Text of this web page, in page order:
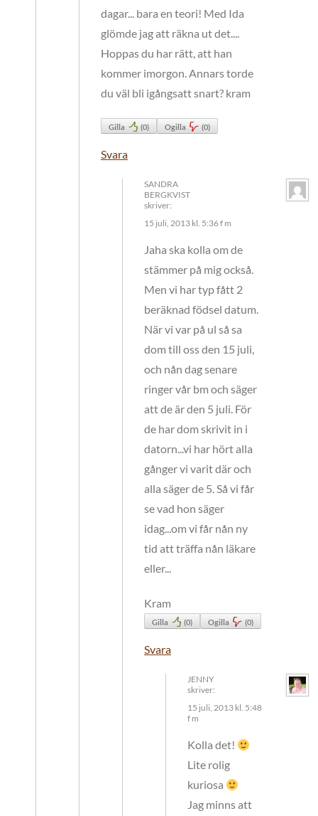
dagar... bara en teori! Med Ida
glömde jag att räkna ut det....
Hoppas du har rätt, att han
kommer imorgon. Annars torde
du väl bli igångsatt snart? kram
Gilla (0) Ogilla (0)
Svara
SANDRA
BERGKVIST
skriver:
15 juli, 2013 kl. 5:36 f m
Jaha ska kolla om de
stämmer på mig också.
Men vi har typ fått 2
beräknad födsel datum.
När vi var på ul så sa
dom till oss den 15 juli,
och nån dag senare
ringer vår bm och säger
att de är den 5 juli. För
de har dom skrivit in i
datorn...vi har hört alla
gånger vi varit där och
alla säger de 5. Så vi får
se vad hon säger
idag...om vi får nån ny
tid att träffa nån läkare
eller...
Kram
Gilla (0) Ogilla (0)
Svara
JENNY
skriver:
15 juli, 2013 kl. 5:48
f m
Kolla det!
Lite rolig
kuriosa
Jag minns att